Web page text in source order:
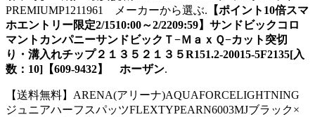
PREMIUMP1211961 メーカーから選ぶ. 【ポイント10倍スマ
ホエントリー限定2/1510:00～2/2209:59】サンドビックコロ
マントカンパニーサンドビックＴ−ＭａｘＱ−カット突切
り・溝入れチップ２１３５２１３５R151.2-20015-5F2135[入
数：10]【609-9432】 ホーザン.
【送料無料】ARENA(アリーナ)AQUAFORCELIGHTNING
ジュニアハーフスパッツFLEXTYPEARN6003MJブラック×